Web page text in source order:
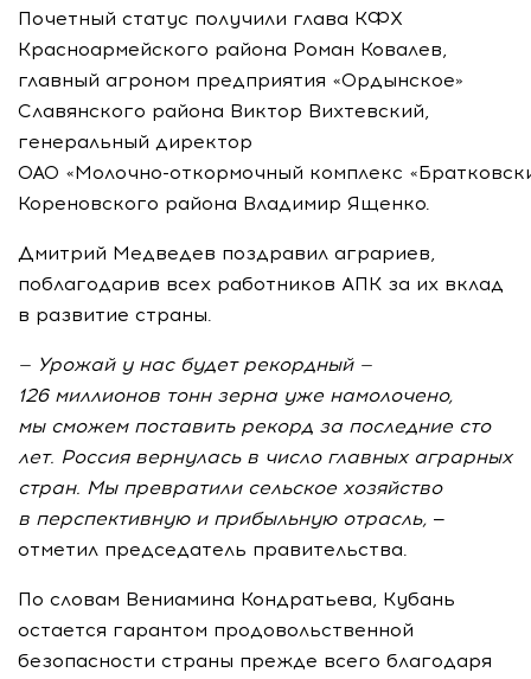
Почетный статус получили глава КФХ
Красноармейского района Роман Ковалев,
главный агроном предприятия «Ордынское»
Славянского района Виктор Вихтевский,
генеральный директор
ОАО «Молочно-откормочный комплекс
Кореновского района Владимир Ященко.
Дмитрий Медведев поздравил аграриев,
поблагодарив всех работников АПК за их вклад
в развитие страны.
— Урожай у нас будет рекордный —
126 миллионов тонн зерна уже намолочено,
мы сможем поставить рекорд за последние сто
лет. Россия вернулась в число главных аграрных
стран. Мы превратили сельское хозяйство
в перспективную и прибыльную отрасль, —
отметил председатель правительства.
По словам Вениамина Кондратьева, Кубань
остается гарантом продовольственной
безопасности страны прежде всего благодаря